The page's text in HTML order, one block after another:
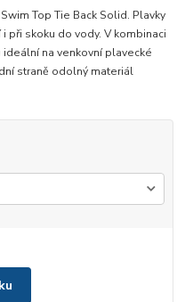
Top Tie Back Solid. Plavky
při skoku do vody. V kombinaci
na venkovní plavecké
straně odolný materiál